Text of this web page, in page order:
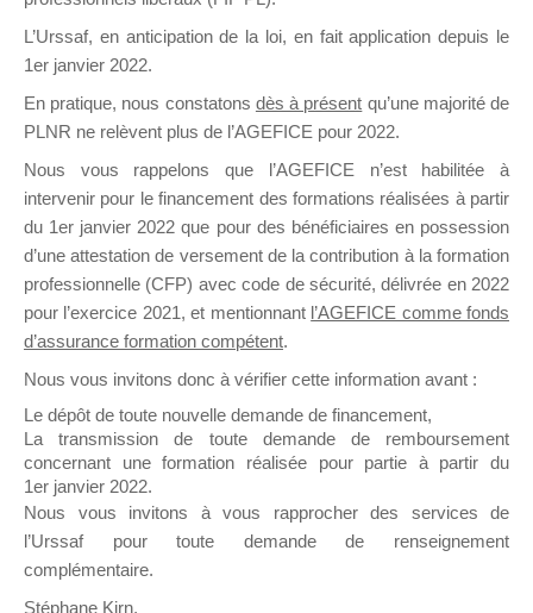
il y a un mois
Ce groupe est destiné aux Organismes de
Formation qui souhaitent répondre à l’Appel à
Propositions Mallette du Dirigeant.
Ce groupe propose un forum dédié au support
sur lequel il est possible de laisser un message
ou poser une question.
NB : Il est nécessaire d’être
pouvoir rejoindre ce groupe
L’Urssaf, en anticipation de la loi, en fait application depuis le
1er janvier 2022.
En pratique, nous constatons dès à présent qu’une majorité de
PLNR ne relèvent plus de l’AGEFICE pour 2022.
Nous vous rappelons que l’AGEFICE n’est habilitée à
intervenir pour le financement des formations réalisées à partir
du 1er janvier 2022 que pour des bénéficiaires en possession
d’une attestation de versement de la contribution à la formation
professionnelle (CFP) avec code de sécurité, délivrée en 2022
pour l’exercice 2021, et mentionnant l’AGEFICE comme fonds
d’assurance formation compétent.
Nous vous invitons donc à vérifier cette information avant :
Le dépôt de toute nouvelle demande de financement,
La transmission de toute demande de remboursement
concernant une formation réalisée pour partie à partir du
1er janvier 2022.
Nous vous invitons à vous rapprocher des services de
l’Urssaf pour toute demande de renseignement
complémentaire.
Stéphane Kirn,